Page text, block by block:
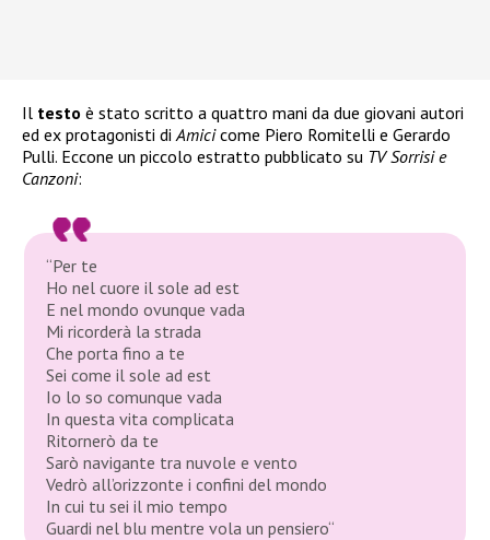
Il testo è stato scritto a quattro mani da due giovani autori
ed ex protagonisti diAmicicome Piero Romitelli e Gerardo
Pulli. Eccone un piccolo estratto pubblicato su TV Sorrisi e
Canzoni:
“Per te
Ho nel cuore il sole ad est
E nel mondo ovunque vada
Mi ricorderà la strada
Che porta fino a te
Sei come il sole ad est
Io lo so comunque vada
In questa vita complicata
Ritornerò da te
Sarò navigante tra nuvole e vento
Vedrò all’orizzonte i confini del mondo
In cui tu sei il mio tempo
Guardi nel blu mentre vola un pensiero“